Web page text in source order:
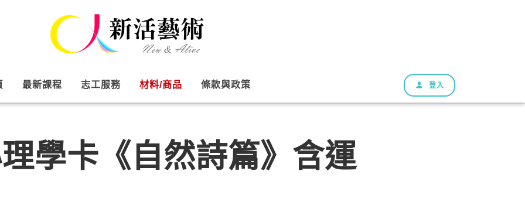
登入
最新課程 志工服務 材料/商品 條款與政策
學卡《自然詩篇》含運